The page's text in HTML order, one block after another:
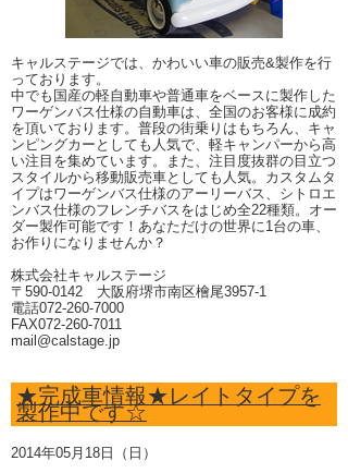
キャルステージでは、かわいい車の販売&製作を行
っております。
中でも国産の軽自動車や普通車をベースに製作した
ワーゲンバス仕様の自動車は、全国のお客様に成約
を頂いております。普段の街乗りはもちろん、キャ
ンピングカーとしても人気で、軽キャンパーから高
い注目を集めています。また、注目度抜群の目立つ
スタイルから移動販売車としても人気。カスタムタ
イプはワーゲンバス仕様のアーリーバス、シトロエ
ンバス仕様のフレンチバスをはじめ全22種類。オー
ダー製作可能です！あなただけの世界に1台の車、
お作りになりませんか？
株式会社キャルステージ
〒590-0142 大阪府堺市南区檜尾3957-1
電話072-260-7000
FAX072-260-7011
mail@calstage.jp
★完成車情報★レイトタイプを
製作中です☆
2014年05月18日（日）